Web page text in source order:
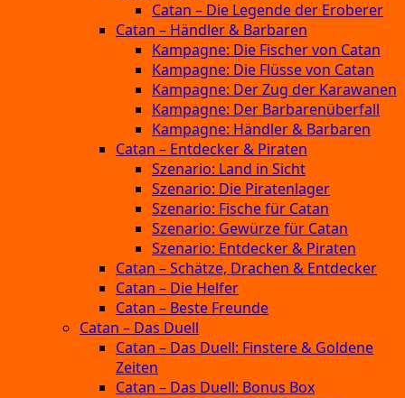
Catan – Die Legende der Eroberer
Catan – Händler & Barbaren
Kampagne: Die Fischer von Catan
Kampagne: Die Flüsse von Catan
Kampagne: Der Zug der Karawanen
Kampagne: Der Barbarenüberfall
Kampagne: Händler & Barbaren
Catan – Entdecker & Piraten
Szenario: Land in Sicht
Szenario: Die Piratenlager
Szenario: Fische für Catan
Szenario: Gewürze für Catan
Szenario: Entdecker & Piraten
Catan – Schätze, Drachen & Entdecker
Catan – Die Helfer
Catan – Beste Freunde
Catan – Das Duell
Catan – Das Duell: Finstere & Goldene
Zeiten
Catan – Das Duell: Bonus Box